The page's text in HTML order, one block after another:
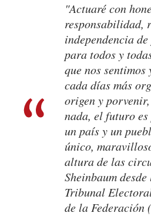
"Actuaré con
responsabilidad,
independencia
para todos y
que nos sentimos
cada días más
origen y
nada, el futuro
un país y un
único,
altura de las
Sheinbaum
Tribunal
de la Federación